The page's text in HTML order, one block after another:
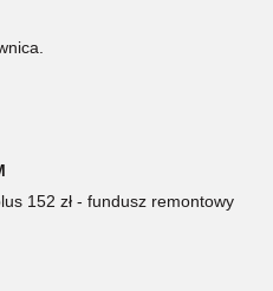
152 zł - fundusz remontowy